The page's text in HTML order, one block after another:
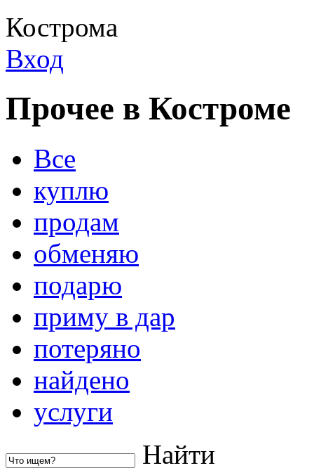
Кострома
Вход
Прочее в Костроме
Все
куплю
продам
обменяю
подарю
приму в дар
потеряно
найдено
услуги
Найти